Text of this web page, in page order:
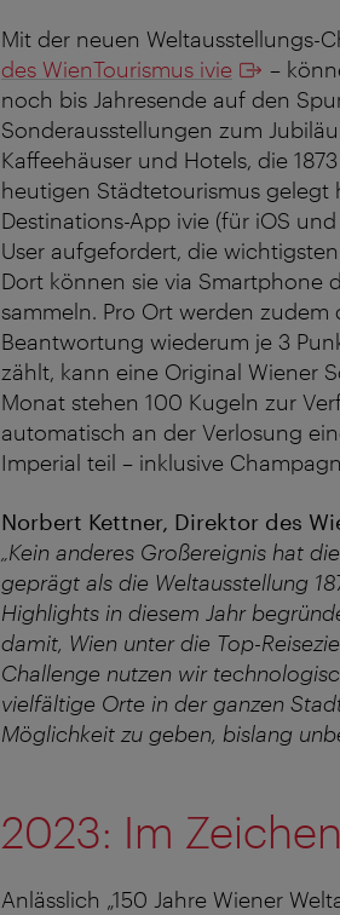
Mit der neuen Weltausstellungs-
des WienTourismus ivie
–
noch bis Jahresende auf den
Sonderausstellungen zum
Kaffeehäuser und Hotels, die
heutigen Städtetourismus gelegt
Destinations-App ivie (für iOS
User aufgefordert, die
Dort können sie via Smartphone
sammeln. Pro Ort werden
Beantwortung wiederum je 3
zählt, kann eine Original Wiener
Monat stehen 100 Kugeln zur
automatisch an der Verlosung
Imperial teil – inklusive
Norbert Kettner, Direktor des
„Kein anderes Großereignis hat
geprägt als die Weltausstellung
Highlights in diesem Jahr
damit, Wien unter die Top-
Challenge nutzen wir
vielfältige Orte in der ganzen
Möglichkeit zu geben, bislang
2023: Im
Anlässlich „150 Jahre Wiener